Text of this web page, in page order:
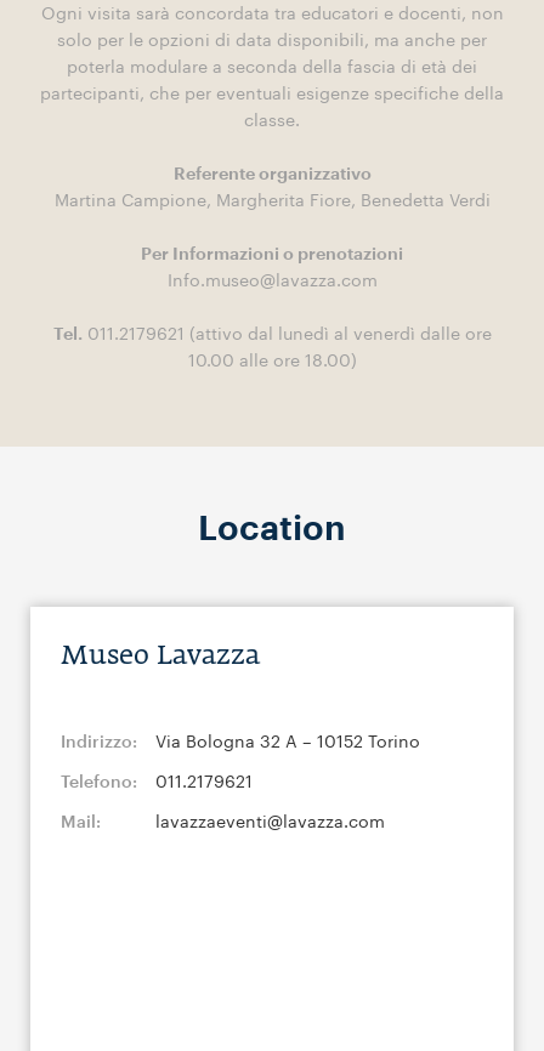
Ogni visita sarà concordata tra educatori e docenti, non
solo per le opzioni di data disponibili, ma anche per
poterla modulare a seconda della fascia di età dei
partecipanti, che per eventuali esigenze specifiche della
classe.
Referente organizzativo
Martina Campione, Margherita Fiore, Benedetta Verdi
Per Informazioni o prenotazioni
Info.museo@lavazza.com
Tel. 011.2179621 (attivo dal lunedì al venerdì dalle ore
10.00 alle ore 18.00)
Location
Museo Lavazza
Indirizzo:
Via Bologna 32 A – 10152 Torino
Telefono:
011.2179621
Mail:
lavazzaeventi@lavazza.com